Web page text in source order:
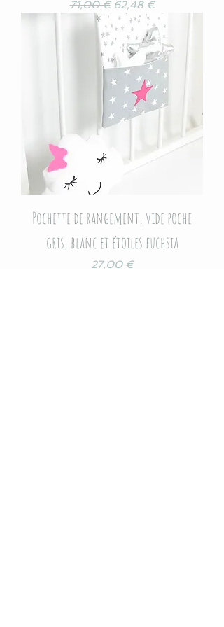
Prix original
71,00 € Prix promotionnel
62,48 €
Pochette de rangement, vide poche
gris, blanc et étoiles fuchsia
Prix
27,00 €